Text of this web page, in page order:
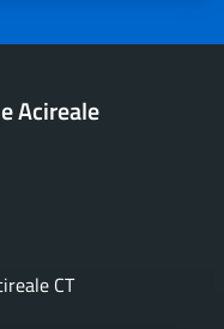
Acireale
CT